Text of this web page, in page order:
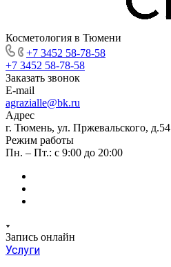
Косметология в Тюмени
+7 3452 58-78-58
+7 3452 58-78-58
Заказать звонок
E-mail
agrazialle@bk.ru
Адрес
г. Тюмень, ул. Пржевальского, д.54
Режим работы
Пн. – Пт.: с 9:00 до 20:00
Запись онлайн
Услуги